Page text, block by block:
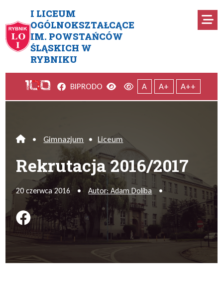
I LICEUM
OGÓLNOKSZTAŁCĄCE
IM. POWSTAŃCÓW
ŚLĄSKICH W
RYBNIKU
Rekrutacja 2016/2017
Facebook
BIPRODO Wersja kontrastowa
Wersja domyślna
A A+ A++
Home
• Gimnazjum • Liceum
Rekrutacja 2016/2017
20 czerwca 2016 • Autor: Adam Doliba •
Podziel się na FB